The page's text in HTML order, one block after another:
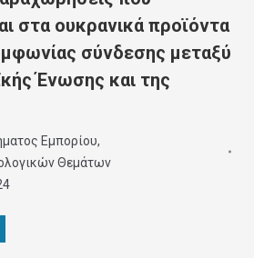
στα ουκρανικά προϊόντα
σύνδεσης μεταξύ
Ένωσης και της
Εμπορίου,
Θεμάτων